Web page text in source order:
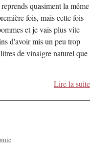
quasiment la même
fois, mais cette fois-
et je vais plus vite
d'avoir mis un peu trop
de vinaigre naturel que
Lire la suite